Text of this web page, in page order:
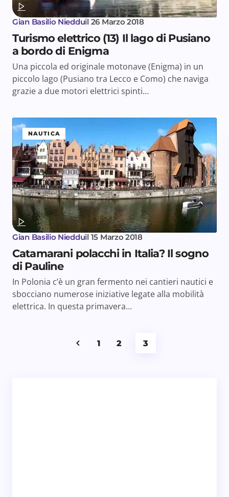
Gian Basilio Niedduil 26 Marzo 2018
Turismo elettrico (13) Il lago di Pusiano
a bordo di Enigma
Una piccola ed originale motonave (Enigma) in un
piccolo lago (Pusiano tra Lecco e Como) che naviga
grazie a due motori elettrici spinti…
NAUTICA
Gian Basilio Niedduil 15 Marzo 2018
Catamarani polacchi in Italia? Il sogno
di Pauline
In Polonia c’è un gran fermento nei cantieri nautici e
sbocciano numerose iniziative legate alla mobilità
elettrica. In questa primavera…
1 2 3